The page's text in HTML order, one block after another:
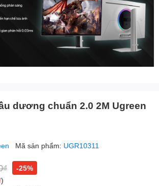
dương chuẩn 2.0 2M Ugreen
Mã sản phẩm: UGR10311
-25%
)